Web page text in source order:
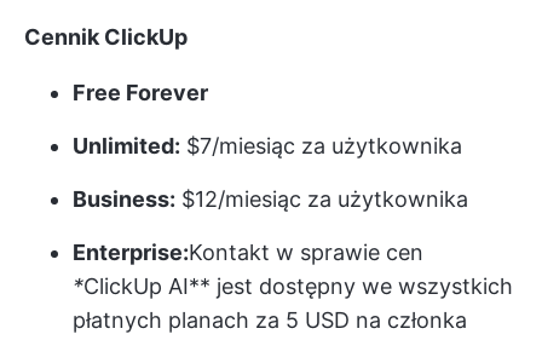
Cennik ClickUp
Free Forever
Unlimited: $7/miesiąc za użytkownika
Business: $12/miesiąc za użytkownika
Enterprise:Kontakt w sprawie cen
*ClickUp AI** jest dostępny we wszystkich
płatnych planach za 5 USD na członka